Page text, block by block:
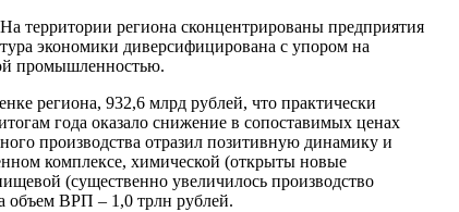
территории региона сконцентрированы предприятия
экономики диверсифицирована с упором на
промышленностью.
региона, 932,6 млрд рублей, что практически
года оказало снижение в сопоставимых ценах
производства отразил позитивную динамику и
комплексе, химической (открыты новые
(существенно увеличилось производство
объем ВРП – 1,0 трлн рублей.